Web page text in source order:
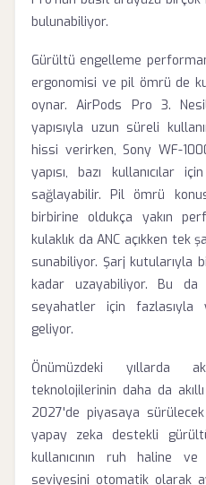
bulunabiliyor.
Gürültü engelleme
ergonomisi ve pil ömrü de
oynar. AirPods Pro 3.
yapısıyla uzun süreli
hissi verirken, Sony WF-
yapısı, bazı kullanıcılar
sağlayabilir. Pil ömrü
birbirine oldukça yakın
kulaklık da ANC açıkken tek
sunabiliyor. Şarj
kadar uzayabiliyor. Bu
seyahatler için
geliyor.
Önümüzdeki yıllarda
teknolojilerinin daha da
2027'de piyasaya
yapay zeka destekli
kullanıcının ruh haline
seviyesini otomatik olarak